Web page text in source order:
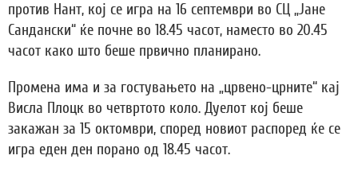
против Нант, кој се игра на 16 септември во СЦ „Јане
Сандански“ ќе почне во 18.45 часот, наместо во 20.45
часот како што беше првично планирано.
Промена има и за гостувањето на „црвено-црните“ кај
Висла Плоцк во четвртото коло. Дуелот кој беше
закажан за 15 октомври, според новиот распоред ќе се
игра еден ден порано од 18.45 часот.